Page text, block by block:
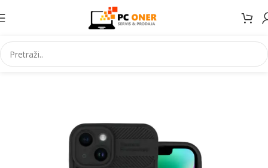
Početna Elektronika Mobiteli Maske za mobitele i dodaci